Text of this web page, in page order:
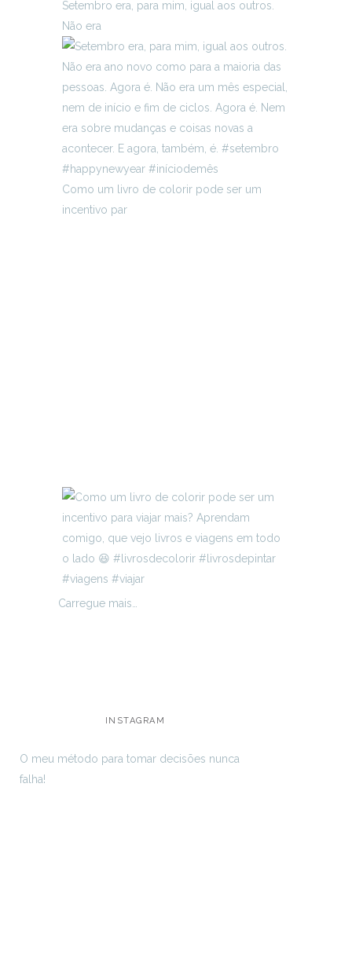
Setembro era, para mim, igual aos outros.
Não era
Como um livro de colorir pode ser um
incentivo par
Carregue mais…
INSTAGRAM
O meu método para tomar decisões nunca
falha!